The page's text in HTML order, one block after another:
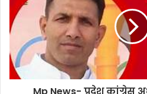
k
p
k
Mp News- प्रदेश कांग्रेस